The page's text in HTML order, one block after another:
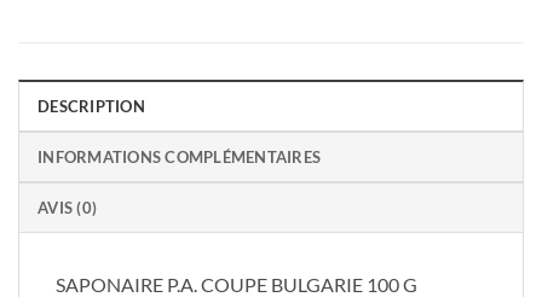
DESCRIPTION
INFORMATIONS COMPLÉMENTAIRES
AVIS (0)
SAPONAIRE P.A. COUPE BULGARIE 100 G